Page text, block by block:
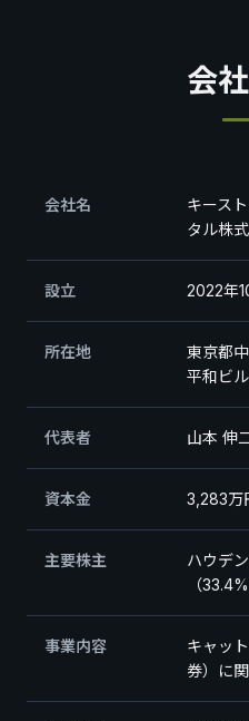
会
会社名
キース
タル株
設立 2022年
所在地
東京都
平和ビ
代表者 山本 伸
資本金 3,283万
主要株主
ハウデ
（33.4%
事業内容
キャッ
券）に